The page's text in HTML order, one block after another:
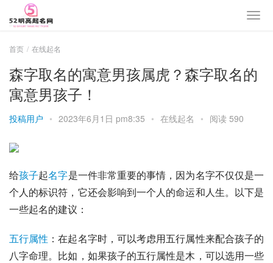
首页 在线起名
森字取名的寓意男孩属虎？森字取名的
寓意男孩子！
投稿用户 • 2023年6月1日 pm8:35 • 在线起名 • 阅读 590
给孩子起名字是一件非常重要的事情，因为名字不仅仅是一
个人的标识符，它还会影响到一个人的命运和人生。以下是
一些起名的建议：
五行属性 ：在起名字时，可以考虑用五行属性来配合孩子的
八字命理。比如，如果孩子的五行属性是木，可以选用一些